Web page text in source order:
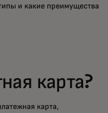
и какие преимущества
карта?
карта,